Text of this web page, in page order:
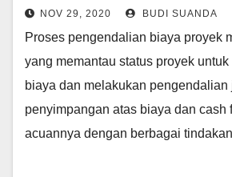
NOV 29, 2020 BUDI SUANDA
Proses pengendalian biaya proyek
yang memantau status proyek
biaya dan melakukan pengendalian
penyimpangan atas biaya dan cash
acuannya dengan berbagai